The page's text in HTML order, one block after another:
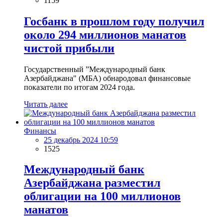
Госбанк в прошлом году получил
около 294 миллионов манатов
чистой прибыли
Государственный ”Международный банк
Азербайджана" (МБА) обнародовал финансовые
показатели по итогам 2024 года.
Читать далее
Финансы
25 декабрь 2024 10:59
1525
Международный банк
Азербайджана разместил
облигации на 100 миллионов
манатов